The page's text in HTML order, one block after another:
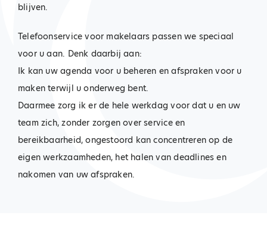
blijven.
Telefoonservice voor makelaars passen we speciaal
voor u aan. Denk daarbij aan:
Ik kan uw agenda voor u beheren en afspraken voor u
maken terwijl u onderweg bent.
Daarmee zorg ik er de hele werkdag voor dat u en uw
team zich, zonder zorgen over service en
bereikbaarheid, ongestoord kan concentreren op de
eigen werkzaamheden, het halen van deadlines en
nakomen van uw afspraken.